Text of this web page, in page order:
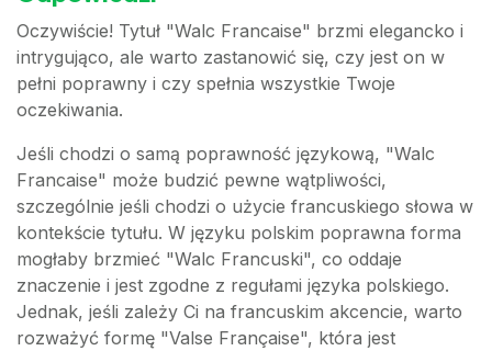
Oczywiście! Tytuł "Walc Francaise" brzmi elegancko i
intrygująco, ale warto zastanowić się, czy jest on w
pełni poprawny i czy spełnia wszystkie Twoje
oczekiwania.
Jeśli chodzi o samą poprawność językową, "Walc
Francaise" może budzić pewne wątpliwości,
szczególnie jeśli chodzi o użycie francuskiego słowa w
kontekście tytułu. W języku polskim poprawna forma
mogłaby brzmieć "Walc Francuski", co oddaje
znaczenie i jest zgodne z regułami języka polskiego.
Jednak, jeśli zależy Ci na francuskim akcencie, warto
rozważyć formę "Valse Française", która jest